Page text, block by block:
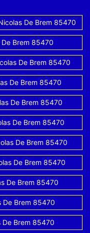
De Brem 85470
Brem 85470
De Brem 85470
De Brem 85470
De Brem 85470
De Brem 85470
De Brem 85470
De Brem 85470
De Brem 85470
De Brem 85470
De Brem 85470